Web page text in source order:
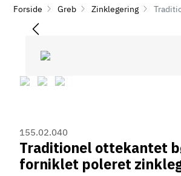
Forside Greb Zinklegering
155.02.040
Traditionel ottekantet
forniklet poleret